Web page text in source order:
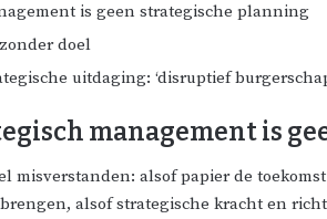
is geen strategische planning
doel
uitdaging: ‘disruptief
management is
misverstanden: alsof papier de
alsof strategische kracht en